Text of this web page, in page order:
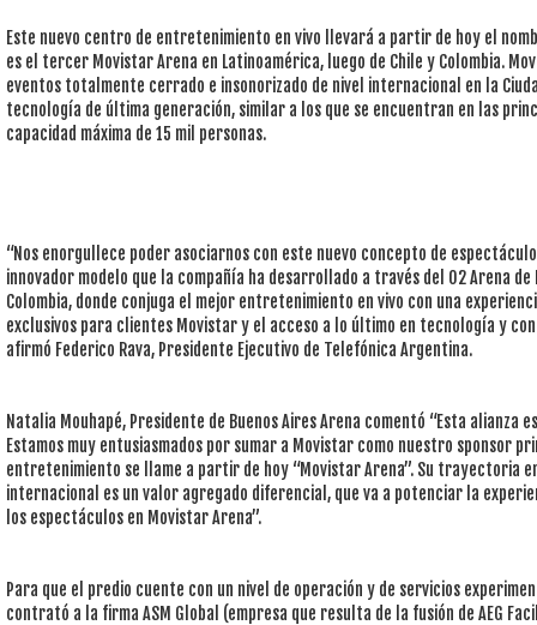
Este nuevo centro de entretenimiento en vivo llevará a partir de hoy el
es el tercer Movistar Arena en Latinoamérica, luego de Chile y Colombia.
eventos totalmente cerrado e insonorizado de nivel internacional en la
tecnología de última generación, similar a los que se encuentran en las
capacidad máxima de 15 mil personas.
“Nos enorgullece poder asociarnos con este nuevo concepto de
innovador modelo que la compañía ha desarrollado a través del O2 Arena
Colombia, donde conjuga el mejor entretenimiento en vivo con una
exclusivos para clientes Movistar y el acceso a lo último en tecnología y
afirmó Federico Rava, Presidente Ejecutivo de Telefónica Argentina.
Natalia Mouhapé, Presidente de Buenos Aires Arena comentó “Esta alianza
Estamos muy entusiasmados por sumar a Movistar como nuestro sponsor
entretenimiento se llame a partir de hoy “Movistar Arena”. Su trayectoria
internacional es un valor agregado diferencial, que va a potenciar la
los espectáculos en Movistar Arena”.
Para que el predio cuente con un nivel de operación y de servicios
contrató a la firma ASM Global (empresa que resulta de la fusión de AEG